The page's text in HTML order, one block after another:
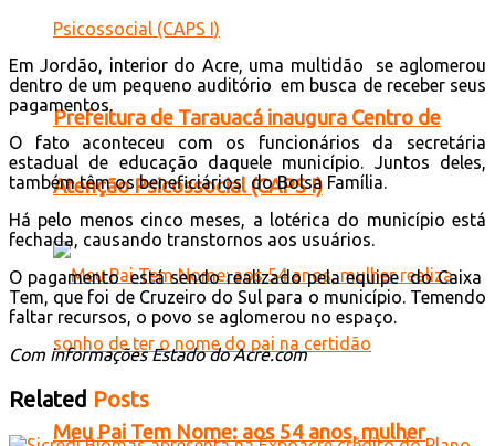
Prefeitura de Tarauacá inaugura Centro de
Atenção Psicossocial (CAPS I)
Meu Pai Tem Nome: aos 54 anos, mulher
Em Jordão, interior do Acre, uma multidão se aglomerou
dentro de um pequeno auditório em busca de receber seus
pagamentos.
O fato aconteceu com os funcionários da secretária
estadual de educação daquele município. Juntos deles,
também têm os beneficiários do Bolsa Família.
Há pelo menos cinco meses, a lotérica do município está
fechada, causando transtornos aos usuários.
O pagamento está sendo realizado pela equipe do Caixa
Tem, que foi de Cruzeiro do Sul para o município. Temendo
faltar recursos, o povo se aglomerou no espaço.
Com informações Estado do Acre.com
Related Posts